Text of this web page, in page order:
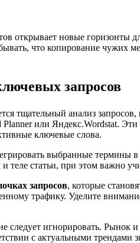
открывает новые горизонты
что копирование чужих
запросов
тщательный анализ
или Яндекс.Wordstat.
ключевые слова.
выбранные термины
и теле статьи, при этом важно
запросов, которые
трафику. Уделите
следует игнорировать. Рынок
с актуальными